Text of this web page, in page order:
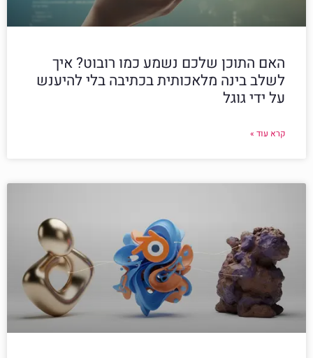
האם התוכן שלכם נשמע כמו רובוט? איך
לשלב בינה מלאכותית בכתיבה בלי להיענש
על ידי גוגל
קרא עוד »